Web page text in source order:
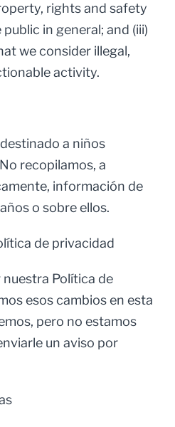
rights and safety
in general; and (iii)
we consider illegal,
activity.
a niños
recopilamos, a
información de
o sobre ellos.
de privacidad
Política de
esos cambios en esta
pero no estamos
un aviso por